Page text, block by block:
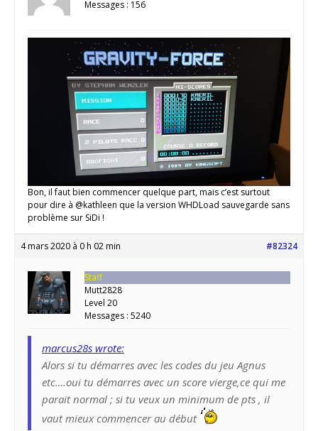
Messages : 156
Bon, il faut bien commencer quelque part, mais c’est surtout
pour dire à @kathleen que la version WHDLoad sauvegarde sans
problème sur SiDi !
4 mars 2020 à 0 h 02 min #82324
Staff
Mutt2828
Level 20
Messages : 5240
marcus28s wrote:
Alors si tu démarres avec les codes du jeu Agnus
etc….oui tu démarres avec un score vierge,ce qui me
parait normal ; si tu veux un minimum de pts , il
vaut mieux commencer au début